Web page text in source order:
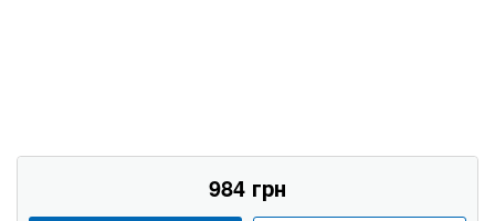
984 грн